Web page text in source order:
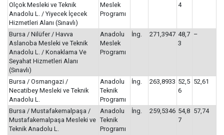
Olçok Mesleki ve Teknik
Anadolu L. / Yiyecek İçecek
Hizmetleri Alanı (Sınavlı)
Meslek
Programı
4
Bursa / Nilüfer / Havva
Aslanoba Mesleki ve Teknik
Anadolu L. / Konaklama Ve
Seyahat Hizmetleri Alanı
(Sınavlı)
Anadolu
Meslek
Programı
İng. 271,3947 48,7
3
–
Bursa / Osmangazi /
Necatibey Mesleki ve Teknik
Anadolu L.
Anadolu
Teknik
Programı
İng. 263,8933 52,5
6
52,61
Bursa / Mustafakemalpaşa /
Mustafakemalpaşa Mesleki ve
Teknik Anadolu L.
Anadolu
Teknik
Programı
İng. 259,5346 54,8
7
57,74